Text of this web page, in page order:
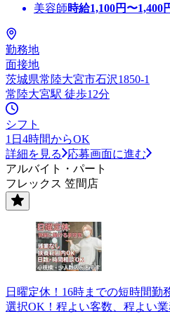
美容師時給1,100円〜1,400
勤務地
面接地
茨城県常陸大宮市石沢1850-1
常陸大宮駅 徒歩12分
シフト
1日4時間からOK
詳細を見る
応募画面に進む
アルバイト・パート
フレックス 笠間店
日曜定休！16時までの短時間勤
選択OK！程よい客数、程よい